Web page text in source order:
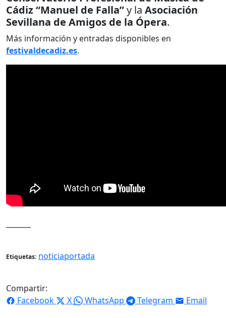
Cádiz “Manuel de Falla”y la Asociación
Sevillana de Amigos de la Ópera.
Más información y entradas disponibles en
festivaldecadiz.es.
Etiquetas: noticiaportada
Compartir:
Facebook
X WhatsApp Telegram Email